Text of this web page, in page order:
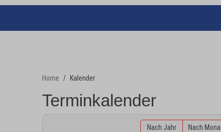
Home Kalender
Terminkalender
Nach Jahr Nach